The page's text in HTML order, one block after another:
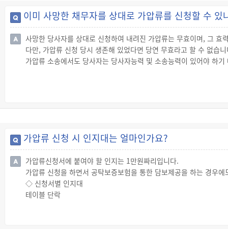
☞ 취업규칙에 징계해고 대상자의 출석 및 변명기회 부여에 관한 절
이미 사망한 채무자를 상대로 가압류를 신청할 수 있
사망한 당사자를 상대로 신청하여 내려진 가압류는 무효이며, 그 효
다만, 가압류 신청 당시 생존해 있었다면 당연 무효라고 할 수 없습
가압류 소송에서도 당사자는 당사자능력 및 소송능력이 있어야 하기
가압류 신청 시 인지대는 얼마인가요?
가압류신청서에 붙여야 할 인지는 1만원짜리입니다.
가압류 신청을 하면서 공탁보증보험을 통한 담보제공을 하는 경우
◇ 신청서별 인지대
테이블 단락